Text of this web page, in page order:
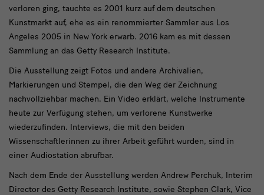
verloren ging, tauchte es 2001 kurz auf dem deutschen
Kunstmarkt auf, ehe es ein renommierter Sammler aus Los
Angeles 2005 in New York erwarb. 2016 kam es mit dessen
Sammlung an das Getty Research Institute.
Die Ausstellung zeigt Fotos und andere Archivalien,
Markierungen und Stempel, die den Weg der Zeichnung
nachvollziehbar machen. Ein Video erklärt, welche Instrumente
heute zur Verfügung stehen, um verlorene Kunstwerke
wiederzufinden. Interviews, die mit den beiden
Wissenschaftlerinnen zu ihrer Arbeit geführt wurden, sind in
einer Audiostation abrufbar.
Nach dem Ende der Ausstellung werden Andrew Perchuk, Interim
Director des Getty Research Institute, sowie Stephen Clark, Vice